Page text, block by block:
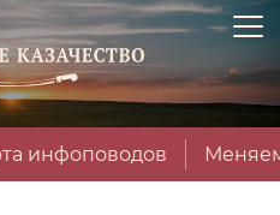
инфоповодов